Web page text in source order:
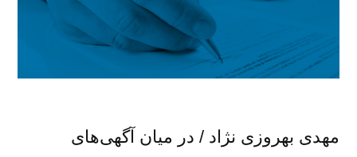
مهدی بهروزی نژاد / در میان آگهی‌های